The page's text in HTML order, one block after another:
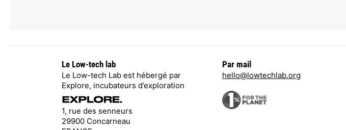
Le Low-tech lab
Le Low-tech Lab est hébergé par
Explore, incubateurs d’exploration
1, rue des senneurs
29900 Concarneau
Par mail
hello@lowtechlab.org